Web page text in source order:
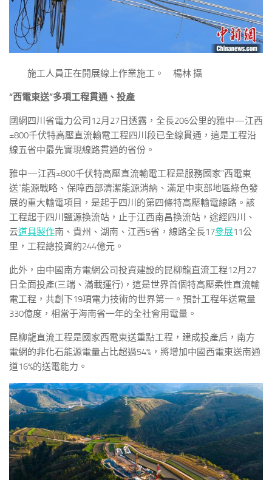
施工人員正在開展線上作業施工。 楊林 攝
“西電東送”多項工程貫通、投產
國網四川省電力公司12月27日透露，全長206公里的雅中—江西
±800千伏特高壓直流輸電工程四川段已全線貫通，這是工程沿
線五省中最先實現線路貫通的省份。
雅中—江西±800千伏特高壓直流輸電工程是服務國家“西電東
送”能源戰略、保障西部清潔能源消納、滿足中東部地區綠色發
展的重大輸電項目，是起于四川的第四條特高壓輸電線路。該
工程起于四川鹽源換流站，止于江西南昌換流站，途經四川、
云道具製作南、貴州、湖南、江西5省，線路全長17參展11公
里，工程總投資約244億元。
此外，由中國南方電網公司投資建設的昆柳龍直流工程12月27
日全面投產(三端、滿載運行)，這是世界首個特高壓柔性直流輸
電工程，共創下19項電力技術的世界第一。預計工程年送電量
330億度，相當于海南省一年的全社會用電量。
昆柳龍直流工程是國家西電東送重點工程，建成投產后，南方
電網的非化石能源電量占比超過54%，將增加中國西電東送南通
道16%的送電能力。